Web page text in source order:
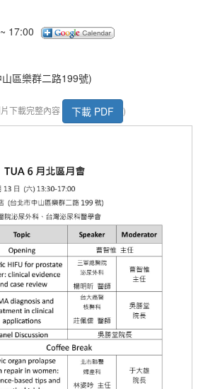
17:00
區樂群二路199號)
下載完整內容 下載 PDF )